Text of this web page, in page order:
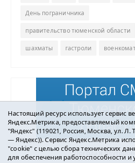
День пограничника
правительство тюменской области
шахматы гастроли
Погода в
Настоящий ресурс использует сервис
Яндекс.Метрика, предоставляемый
"Яндекс" (119021, Россия, Москва, ул. Л.
— Яндекс)). Сервис Яндекс.Метрика
"cookie" с целью сбора технических
для обеспечения работоспособности